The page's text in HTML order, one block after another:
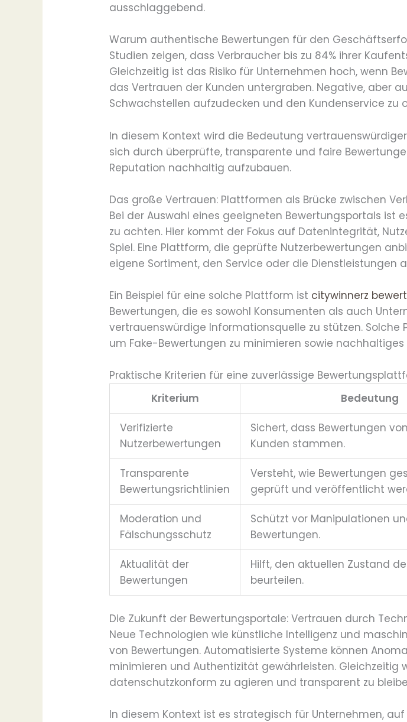
ausschlaggebend.
Warum authentische Bewertungen für den
Studien zeigen, dass Verbraucher bis zu 84% ihrer
Gleichzeitig ist das Risiko für Unternehmen hoch, wenn
das Vertrauen der Kunden untergraben. Negative, aber
Schwachstellen aufzudecken und den Kundenservice
In diesem Kontext wird die Bedeutung
sich durch überprüfte, transparente und faire
Reputation nachhaltig aufzubauen.
Das große Vertrauen: Plattformen als Brücke zwischen
Bei der Auswahl eines geeigneten Bewertungsportals ist
zu achten. Hier kommt der Fokus auf Datenintegrität,
Spiel. Eine Plattform, die geprüfte Nutzerbewertungen
eigene Sortiment, den Service oder die Dienstleistungen
Ein Beispiel für eine solche Plattform ist citywinnerz
Bewertungen, die es sowohl Konsumenten als auch
vertrauenswürdige Informationsquelle zu stützen.
um Fake-Bewertungen zu minimieren sowie
Praktische Kriterien für eine zuverlässige
Kriterium
Bedeutung
Verifizierte
Nutzerbewertungen
Sichert, dass Bewertungen
Kunden stammen.
Transparente
Bewertungsrichtlinien
Versteht, wie Bewertungen
geprüft und veröffentlicht
Moderation und
Fälschungsschutz
Schützt vor Manipulationen
Bewertungen.
Aktualität der
Bewertungen
Hilft, den aktuellen Zustand
beurteilen.
Die Zukunft der Bewertungsportale: Vertrauen durch
Neue Technologien wie künstliche Intelligenz und
von Bewertungen. Automatisierte Systeme können
minimieren und Authentizität gewährleisten.
datenschutzkonform zu agieren und transparent zu
In diesem Kontext ist es strategisch für Unternehmen,